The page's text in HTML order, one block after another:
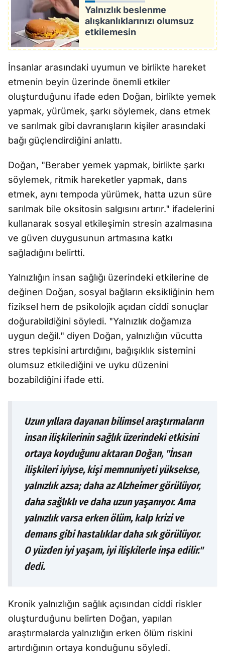
Yalnızlık beslenme
alışkanlıklarınızı olumsuz
etkilemesin
İnsanlar arasındaki uyumun ve birlikte hareket
etmenin beyin üzerinde önemli etkiler
oluşturduğunu ifade eden Doğan, birlikte yemek
yapmak, yürümek, şarkı söylemek, dans etmek
ve sarılmak gibi davranışların kişiler arasındaki
bağı güçlendirdiğini anlattı.
Doğan, "Beraber yemek yapmak, birlikte şarkı
söylemek, ritmik hareketler yapmak, dans
etmek, aynı tempoda yürümek, hatta uzun süre
sarılmak bile oksitosin salgısını artırır." ifadelerini
kullanarak sosyal etkileşimin stresin azalmasına
ve güven duygusunun artmasına katkı
sağladığını belirtti.
Yalnızlığın insan sağlığı üzerindeki etkilerine de
değinen Doğan, sosyal bağların eksikliğinin hem
fiziksel hem de psikolojik açıdan ciddi sonuçlar
doğurabildiğini söyledi. "Yalnızlık doğamıza
uygun değil." diyen Doğan, yalnızlığın vücutta
stres tepkisini artırdığını, bağışıklık sistemini
olumsuz etkilediğini ve uyku düzenini
bozabildiğini ifade etti.
Uzun yıllara dayanan bilimsel araştırmaların
insan ilişkilerinin sağlık üzerindeki etkisini
ortaya koyduğunu aktaran Doğan, "İnsan
ilişkileri iyiyse, kişi memnuniyeti yüksekse,
yalnızlık azsa; daha az Alzheimer görülüyor,
daha sağlıklı ve daha uzun yaşanıyor. Ama
yalnızlık varsa erken ölüm, kalp krizi ve
demans gibi hastalıklar daha sık görülüyor.
O yüzden iyi yaşam, iyi ilişkilerle inşa edilir."
dedi.
Kronik yalnızlığın sağlık açısından ciddi riskler
oluşturduğunu belirten Doğan, yapılan
araştırmalarda yalnızlığın erken ölüm riskini
artırdığının ortaya konduğunu söyledi.